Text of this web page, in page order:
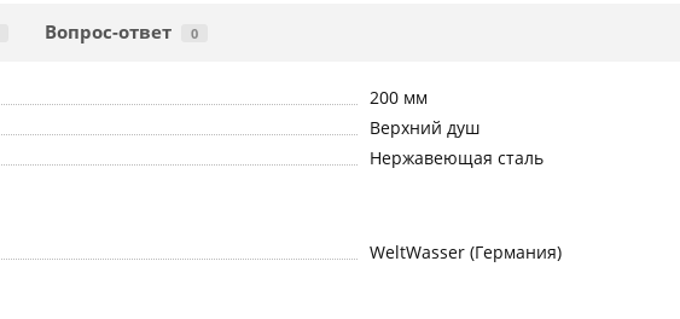
Вопрос-ответ 0
200 мм
Верхний душ
Нержавеющая сталь
WeltWasser (Германия)